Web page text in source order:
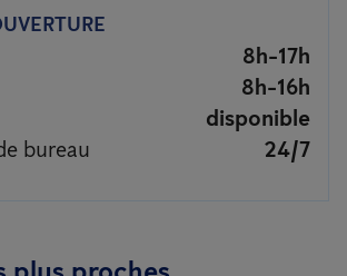
8h-17h
8h-16h
disponible
bureau
24/7